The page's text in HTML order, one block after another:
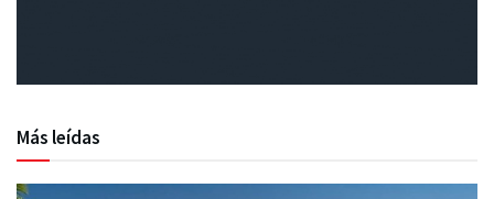
Más leídas